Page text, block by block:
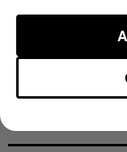
catalans de
h. À la même
Castres
Français.